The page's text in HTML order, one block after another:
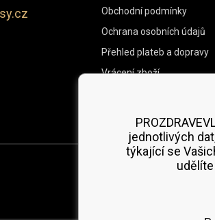
Obchodní podmínky
Ochrana osobních údajů
Přehled plateb a dopravy
Vrácení zboží
jednotlivých
týkající se